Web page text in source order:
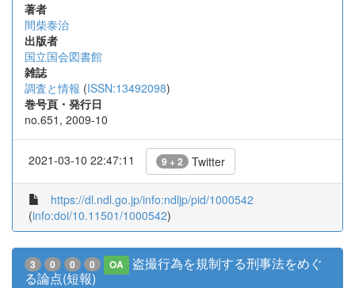
著者
間柴泰治
出版者
国立国会図書館
雑誌
調査と情報 (ISSN:13492098)
巻号頁・発行日
no.651, 2009-10
2021-03-10 22:47:11 9 + 2 Twitter
https://dl.ndl.go.jp/info:ndljp/pid/1000542
(info:doi/10.11501/1000542)
3 0 0 0 OA
盗撮行為を規制する刑事法をめぐ
る論点(短報)